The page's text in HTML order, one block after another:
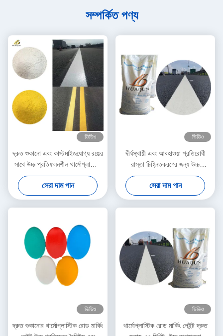
সম্পর্কিত পণ্য
ভিডিও
দ্রুত শুকানো এবং কাস্টমাইজযোগ্য রঙের
সাথে উচ্চ প্রতিফলনশীল থার্মোপ্লাস্টিক
রোড মার্কিং পেইন্ট
সেরা দাম পান
ভিডিও
দীর্ঘস্থায়ী এবং আবহাওয়া প্রতিরোধী
রাস্তা চিহ্নিতকরণের জন্য উচ্চ
প্রতিফলিত থার্মোপ্লাস্টিক পেইন্ট
সেরা দাম পান
ভিডিও
দ্রুত শুকানোর থার্মোপ্লাস্টিক রোড মার্কিং
ভিডিও
থার্মোপ্লাস্টিক রোড মার্কিং পেইন্ট দ্রুত